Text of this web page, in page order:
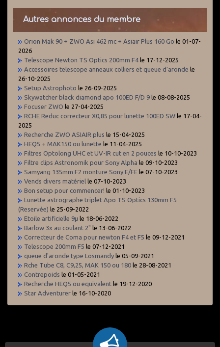
Autres annonces du membre
Orion Mak 90 + ZWO Asi 462 mc + Asiair Plus 160 Go le 01-07-
2026
Telescope Newton TS Optics 200mm F4 le 17-12-2025
Accessoires telescope anneaux colliers et queue d'aronde le
26-10-2025
Setup Astrophoto le 26-09-2025
Skywatcher black diamond apo 100ED F/D 9 le 08-08-2025
Focuser ZWO le 27-04-2025
RCHE Reduc correcteur X0,85 pour lunette 100ED SW le 17-04-
2025
Recherche ZWO ASIAIR plus le 15-04-2025
HEQ5 + MAK150 ou lunette le 11-04-2025
Filtres Optolong UHC et UV-IR cut en 2 pouces le 10-10-2023
Filtre clips Astronomik pour Sony Alpha le 09-10-2023
Samyang 135mm F2 monture Sony E/FE le 07-10-2023
Vends divers matériel le 07-10-2023
Bon setup pour commencer! le 01-10-2023
Lunette astrographe triplet Apo TS Optics 130mm F5
(Reservée) le 25-09-2022
Etoile artificielle 9µ le 18-06-2022
Barlow 3x au coulant 2" le 13-06-2022
Correcteur de Coma pour newton F4 et F5 le 09-12-2021
Telescope 200mm F5 le 07-12-2021
queue d'aronde type Losmandy le 05-09-2021
Rche Tube C8, C9,25, MAK 150 ou 180 le 28-08-2021
Contrepoids le 01-05-2021
Recherche HEQ5 ou equivalent le 19-12-2020
Star Adventurer le 16-10-2020